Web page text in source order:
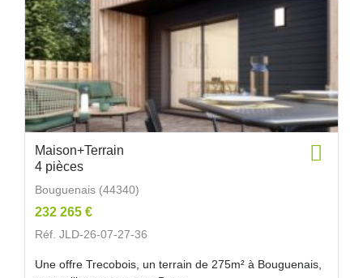
Maison+Terrain
4 pièces
Bouguenais (44340)
232 265 €
Réf. JLD-26-07-27-36
Une offre Trecobois, un terrain de 275m² à Bouguenais,